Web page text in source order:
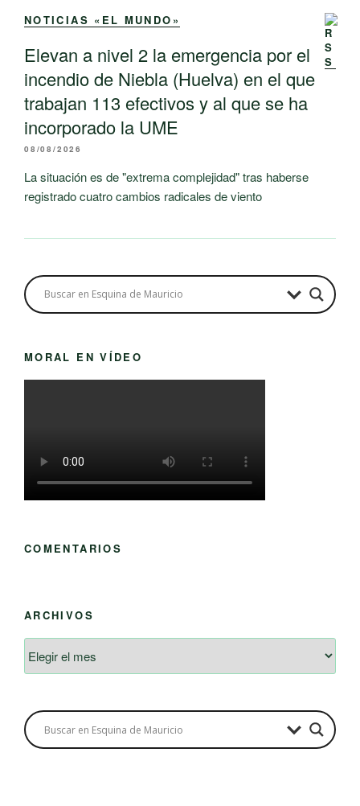
NOTICIAS «EL MUNDO»
Elevan a nivel 2 la emergencia por el
incendio de Niebla (Huelva) en el que
trabajan 113 efectivos y al que se ha
incorporado la UME
08/08/2026
La situación es de "extrema complejidad" tras haberse
registrado cuatro cambios radicales de viento
MORAL EN VÍDEO
COMENTARIOS
ARCHIVOS